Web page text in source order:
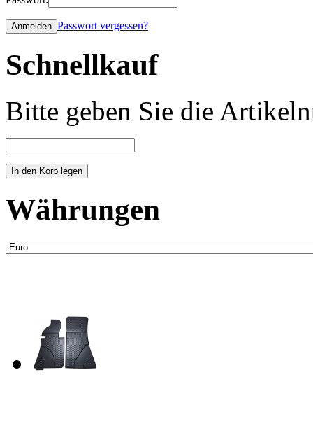
Passwort vergessen?
Schnellkauf
Bitte geben Sie die
Währungen